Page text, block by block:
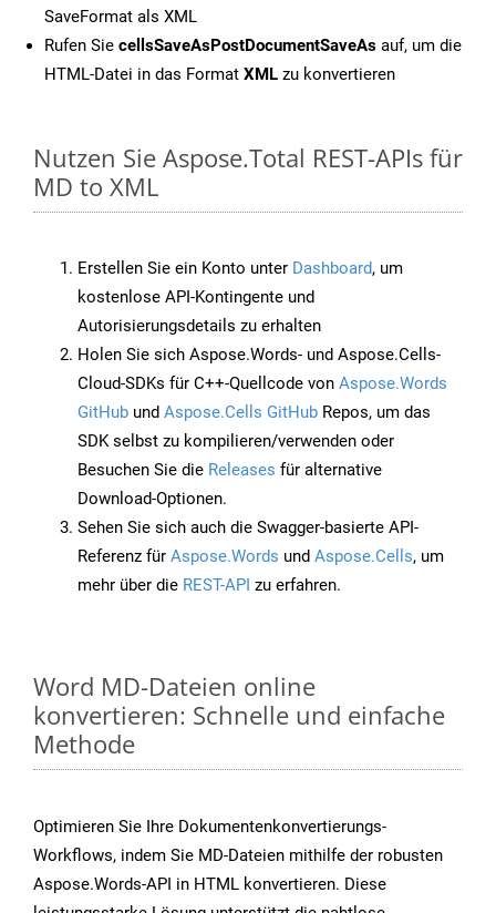
SaveFormat als XML
Rufen Sie cellsSaveAsPostDocumentSaveAs auf, um die
HTML-Datei in das Format XML zu konvertieren
Nutzen Sie Aspose.Total REST-APIs für
MD to XML
Erstellen Sie ein Konto unter Dashboard, um
kostenlose API-Kontingente und
Autorisierungsdetails zu erhalten
Holen Sie sich Aspose.Words- und Aspose.Cells-
Cloud-SDKs für C++-Quellcode von Aspose.Words
GitHub und Aspose.Cells GitHub Repos, um das
SDK selbst zu kompilieren/verwenden oder
Besuchen Sie die Releases für alternative
Download-Optionen.
Sehen Sie sich auch die Swagger-basierte API-
Referenz für Aspose.Words und Aspose.Cells, um
mehr über die REST-API zu erfahren.
Word MD-Dateien online
konvertieren: Schnelle und einfache
Methode
Optimieren Sie Ihre Dokumentenkonvertierungs-
Workflows, indem Sie MD-Dateien mithilfe der robusten
Aspose.Words-API in HTML konvertieren. Diese